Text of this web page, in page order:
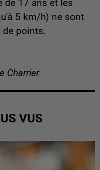
de 17 ans et les
5 km/h) ne sont
de points.
Charrier
VUS